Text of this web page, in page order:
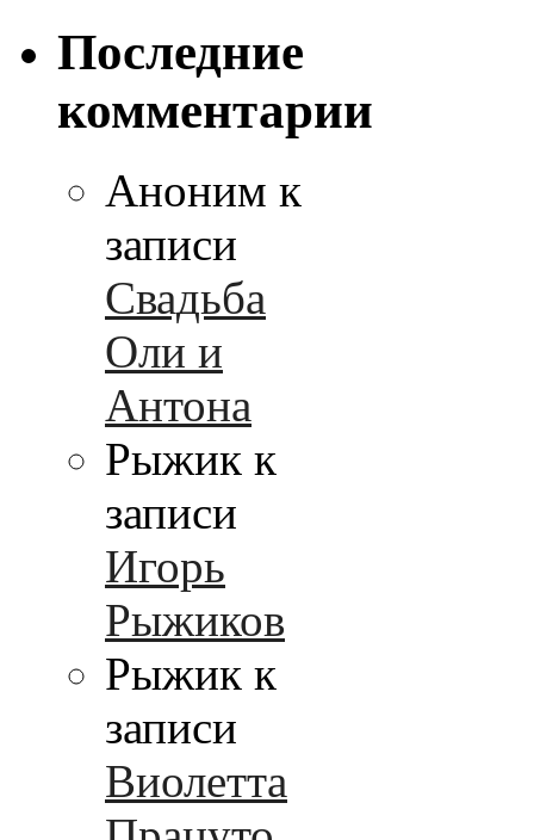
Последние
комментарии
Аноним к
записи
Свадьба
Оли и
Антона
Рыжик к
записи
Игорь
Рыжиков
Рыжик к
записи
Виолетта